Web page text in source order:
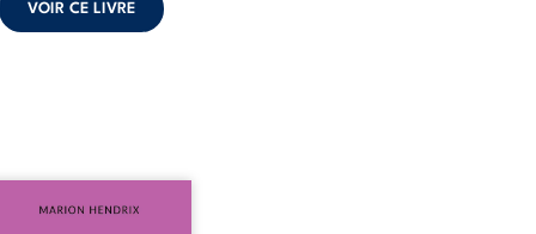
VOIR CE LIVRE
sommes en 1979, soit 15